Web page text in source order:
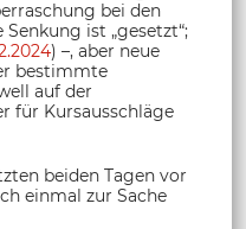
bei den
ist „gesetzt“;
) –, aber neue
bestimmte
auf der
für Kursausschläge
beiden Tagen vor
einmal zur Sache